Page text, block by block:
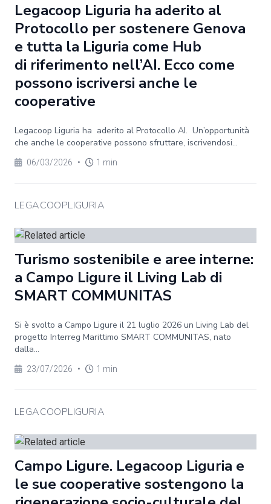
Legacoop Liguria ha aderito al
Protocollo per sostenere Genova
e tutta la Liguria come Hub
di riferimento nell’AI. Ecco come
possono iscriversi anche le
cooperative
Legacoop Liguria ha aderito al Protocollo AI. Un’opportunità
che anche le cooperative possono sfruttare, iscrivendosi...
06/03/2026 • 1 min
LEGACOOPLIGURIA
Turismo sostenibile e aree interne:
a Campo Ligure il Living Lab di
SMART COMMUNITAS
Si è svolto a Campo Ligure il 21 luglio 2026 un Living Lab del
progetto Interreg Marittimo SMART COMMUNITAS, nato
dalla...
23/07/2026 • 1 min
LEGACOOPLIGURIA
Campo Ligure. Legacoop Liguria e
le sue cooperative sostengono la